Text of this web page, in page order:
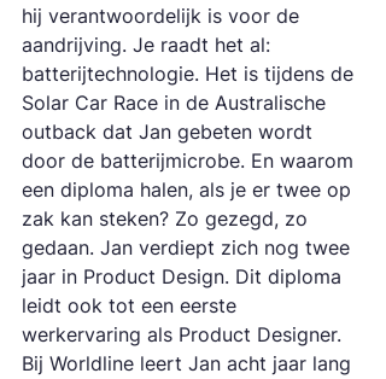
hij verantwoordelijk is voor de
aandrijving. Je raadt het al:
batterijtechnologie. Het is tijdens de
Solar Car Race in de Australische
outback dat Jan gebeten wordt
door de batterijmicrobe. En waarom
een diploma halen, als je er twee op
zak kan steken? Zo gezegd, zo
gedaan. Jan verdiept zich nog twee
jaar in Product Design. Dit diploma
leidt ook tot een eerste
werkervaring als Product Designer.
Bij Worldline leert Jan acht jaar lang